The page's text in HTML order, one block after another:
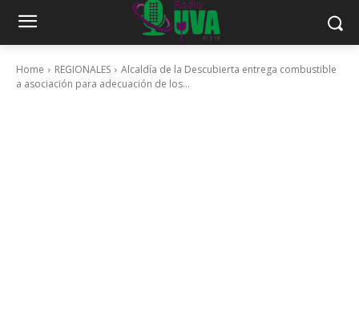
Home REGIONALES
Alcaldía de la Descubierta entrega combustible
a asociación para adecuación de los...